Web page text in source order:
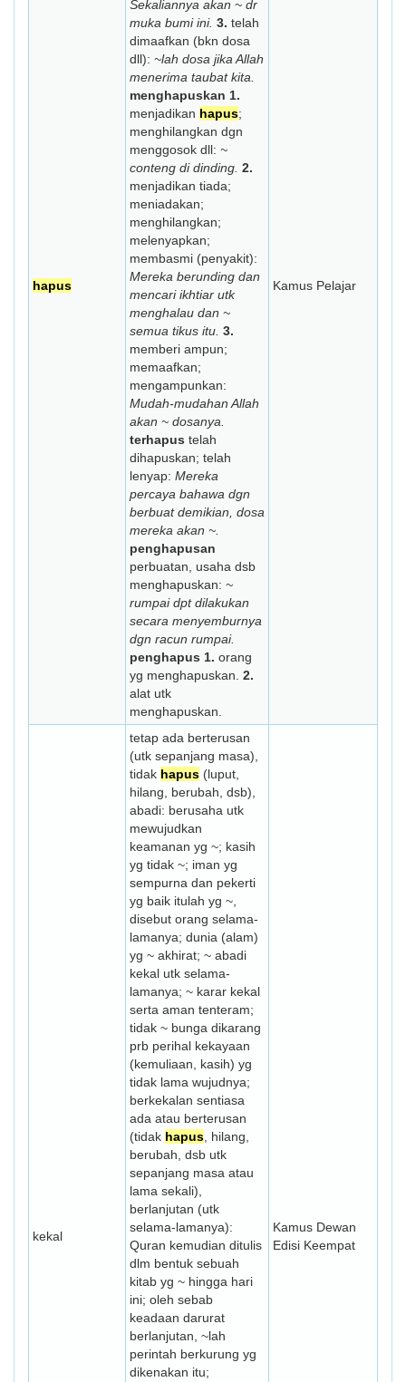
hapus
Sekaliannya akan ~ dr
muka bumi ini. 3. telah
dimaafkan (bkn dosa
dll): ~lah dosa jika Allah
menerima taubat kita.
menghapuskan 1.
menjadikan hapus;
menghilangkan dgn
menggosok dll: ~
conteng di dinding. 2.
menjadikan tiada;
meniadakan;
menghilangkan;
melenyapkan;
membasmi (penyakit):
Mereka berunding dan
mencari ikhtiar utk
menghalau dan ~
semua tikus itu. 3.
memberi ampun;
memaafkan;
mengampunkan:
Mudah-mudahan Allah
akan ~ dosanya.
terhapus telah
dihapuskan; telah
lenyap: Mereka
percaya bahawa dgn
berbuat demikian, dosa
mereka akan ~.
penghapusan
perbuatan, usaha dsb
menghapuskan: ~
rumpai dpt dilakukan
secara menyemburnya
dgn racun rumpai.
penghapus 1. orang
yg menghapuskan. 2.
alat utk
menghapuskan.
Kamus Pelajar
kekal
tetap ada berterusan
(utk sepanjang masa),
tidak hapus (luput,
hilang, berubah, dsb),
abadi: berusaha utk
mewujudkan
keamanan yg ~; kasih
yg tidak ~; iman yg
sempurna dan pekerti
yg baik itulah yg ~,
disebut orang selama-
lamanya; dunia (alam)
yg ~ akhirat; ~ abadi
kekal utk selama-
lamanya; ~ karar kekal
serta aman tenteram;
tidak ~ bunga dikarang
prb perihal kekayaan
(kemuliaan, kasih) yg
tidak lama wujudnya;
berkekalan sentiasa
ada atau berterusan
(tidak hapus , hilang,
berubah, dsb utk
sepan­jang masa atau
lama sekali),
berlanjutan (utk
selama-lamanya):
Quran kemudian ditulis
dlm bentuk sebuah
kitab yg ~ hingga hari
ini; oleh sebab
keadaan darurat
berlanjutan, ~lah
perintah berkurung yg
dikenakan itu;
Kamus Dewan
Edisi Keempat